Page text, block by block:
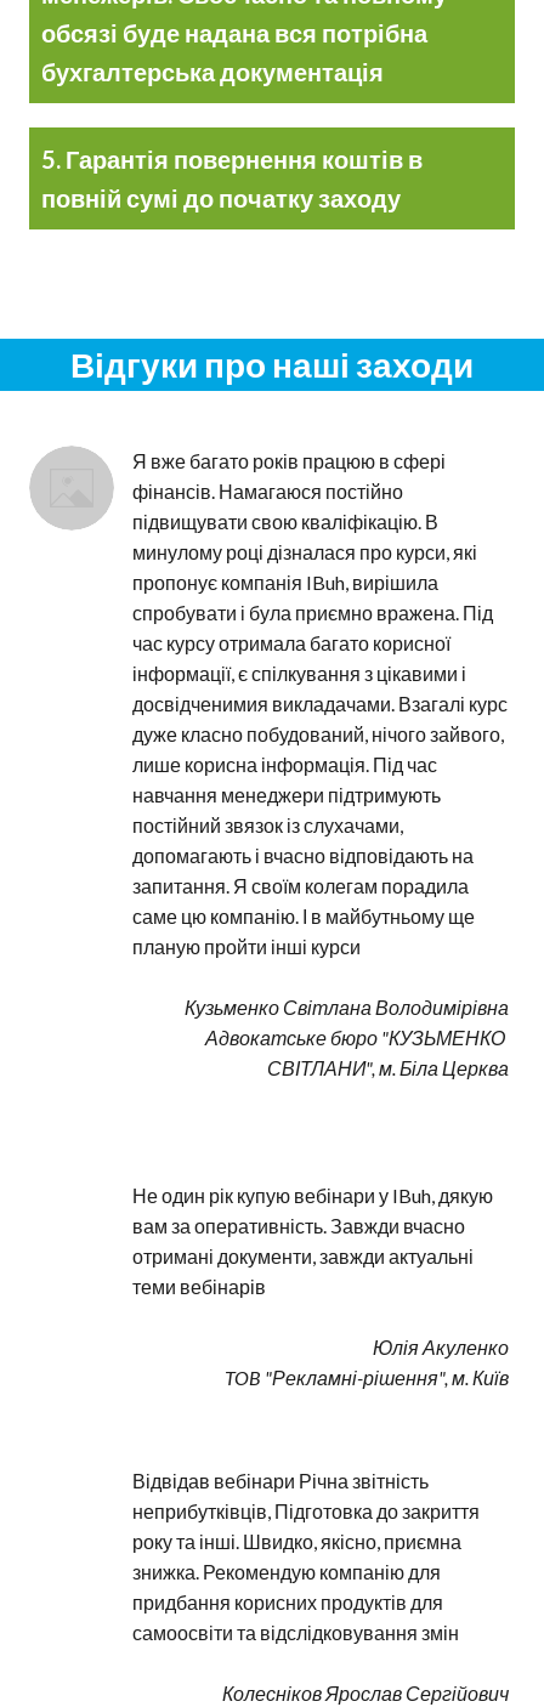
обсязі буде надана вся потрібна
бухгалтерська документація
5. Гарантія повернення коштів в
повній сумі до початку заходу
Відгуки про наші заходи
Я вже багато років працюю в сфері
фінансів. Намагаюся постійно
підвищувати свою кваліфікацію. В
минулому році дізналася про курси, які
пропонує компанія IBuh, вирішила
спробувати і була приємно вражена. Під
час курсу отримала багато корисної
інформації, є спілкування з цікавими і
досвідченимия викладачами. Взагалі курс
дуже класно побудований, нічого зайвого,
лише корисна інформація. Під час
навчання менеджери підтримують
постійний звязок із слухачами,
допомагають і вчасно відповідають на
запитання. Я своїм колегам порадила
саме цю компанію. І в майбутньому ще
планую пройти інші курси
Кузьменко Світлана Володимірівна
Адвокатське бюро "КУЗЬМЕНКО
СВІТЛАНИ", м. Біла Церква
Не один рік купую вебінари у IBuh, дякую
вам за оперативність. Завжди вчасно
отримані документи, завжди актуальні
теми вебінарів
Юлія Акуленко
TOB "Рекламні-рішення", м. Київ
Відвідав вебінари Річна звітність
неприбутківців, Підготовка до закриття
року та інші. Швидко, якісно, приємна
знижка. Рекомендую компанію для
придбання корисних продуктів для
самоосвіти та відслідковування змін
Колесніков Ярослав Сергійович